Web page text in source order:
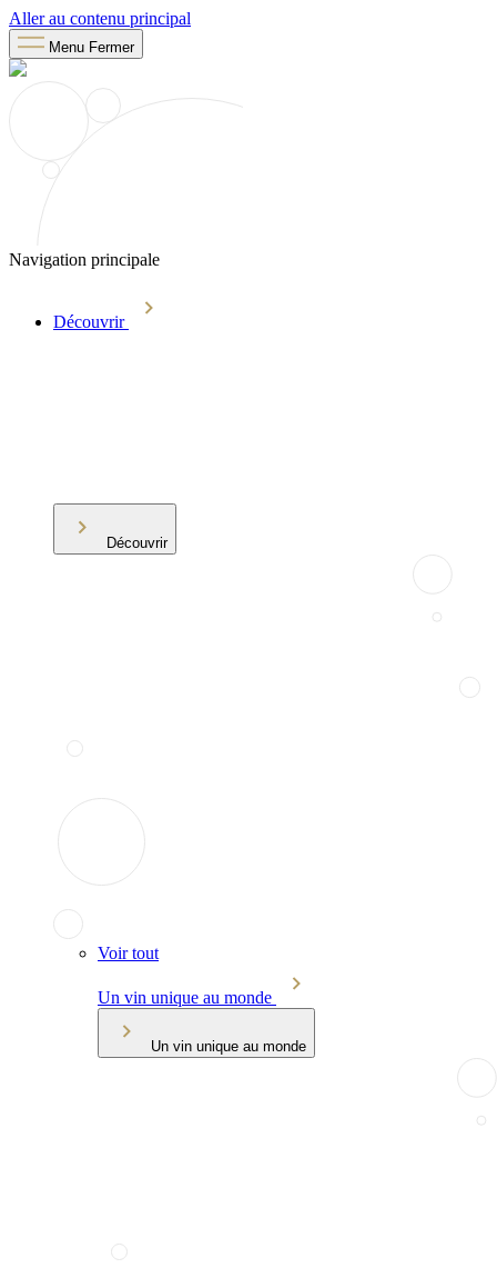
Aller au contenu principal
Menu Fermer
Navigation principale
Découvrir
Découvrir
Voir tout
Un vin unique au monde
Un vin unique au monde